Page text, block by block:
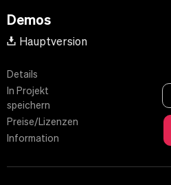
Demos
Hauptversion
Details
In Projekt
speichern
Preise/Lizenzen
Information